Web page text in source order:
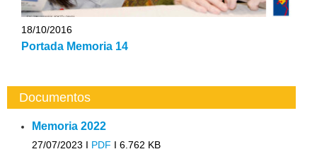
18/10/2016
Portada Memoria 14
Documentos
Memoria 2022
27/07/2023 I PDF I 6.762 KB